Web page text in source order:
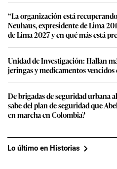
“La organización está
Neuhaus, expresidente de Lima
de Lima 2027 y en qué más está
Unidad de Investigación: Hallan
jeringas y medicamentos vencidos
De brigadas de seguridad urbana
sabe del plan de seguridad que
en marcha en Colombia?
Lo último en Historias